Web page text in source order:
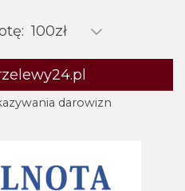
darowizn